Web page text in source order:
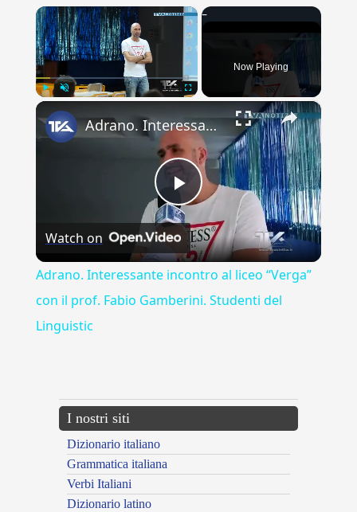
×
Now Playing
×
Play
Video
Adrano. Interessante incontro al liceo “Verga” con il prof. Fabio Gamberini. Studenti del Linguistic
Watch on
Adrano. Interessante incontro al liceo “Verga”
con il prof. Fabio Gamberini. Studenti del
Linguistic
I nostri siti
Dizionario italiano
Grammatica italiana
Verbi Italiani
Dizionario latino